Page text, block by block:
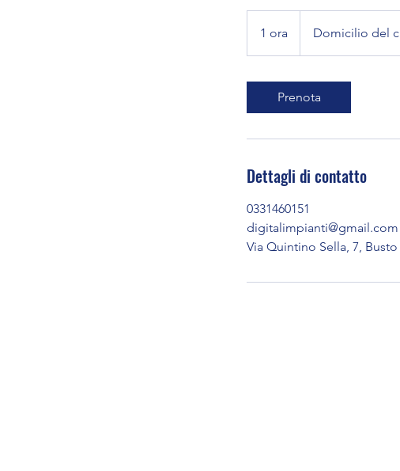
1 ora
o
Domicilio del
Prenota
Dettagli di contatto
0331460151
digitalimpianti@gmail.com
Via Quintino Sella, 7,